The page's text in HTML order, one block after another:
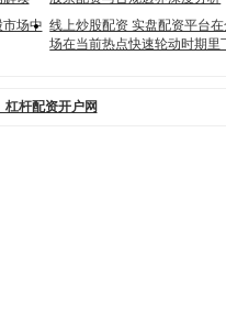
场中 线上炒股配资 实盘配资平台
场在当前热点快速轮动时期里
杠杆配资开户网